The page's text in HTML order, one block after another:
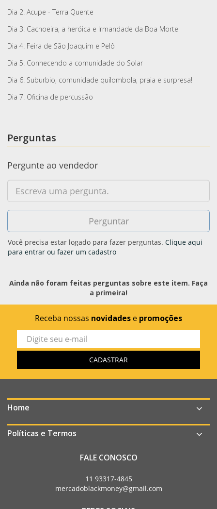
Dia 2: Acupe - Terra Quente
Dia 3: Cachoeira, a heróica e Irmandade da Boa Morte
Dia 4: Feira de São Joaquim e Pelô
Dia 5: Conhecendo a comunidade do Solar
Dia 6: Suburbio, comunidade quilombola, praia e surpresa!
Dia 7: Oficina de percussão
Perguntas
Pergunte ao vendedor
Você precisa estar logado para fazer perguntas. Clique aqui
para entrar ou fazer um cadastro
Ainda não foram feitas perguntas sobre este item. Faça
a primeira!
Receba nossas novidades e promoções
Home
Políticas e Termos
FALE CONOSCO
11 93317-4845
mercadoblackmoney@gmail.com